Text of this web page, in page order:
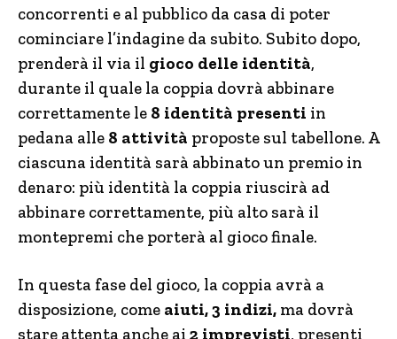
concorrenti e al pubblico da casa di poter
cominciare l’indagine da subito. Subito dopo,
prenderà il via il gioco delle identità,
durante il quale la coppia dovrà abbinare
correttamente le 8 identità presenti in
pedana alle 8 attività proposte sul tabellone. A
ciascuna identità sarà abbinato un premio in
denaro: più identità la coppia riuscirà ad
abbinare correttamente, più alto sarà il
montepremi che porterà al gioco finale.
In questa fase del gioco, la coppia avrà a
disposizione, come aiuti, 3 indizi, ma dovrà
stare attenta anche ai 2 imprevisti, presenti